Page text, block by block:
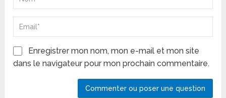
Enregistrer mon nom, mon e-mail et mon site
dans le navigateur pour mon prochain commentaire.